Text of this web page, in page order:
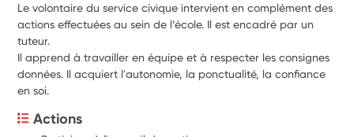
Le volontaire du service civique intervient en complément des
actions effectuées au sein de l’école. Il est encadré par un
tuteur.
Il apprend à travailler en équipe et à respecter les consignes
données. Il acquiert l'autonomie, la ponctualité, la confiance
en soi.
Actions